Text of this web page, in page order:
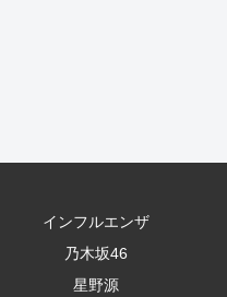
インフルエンザ
乃木坂46
星野源